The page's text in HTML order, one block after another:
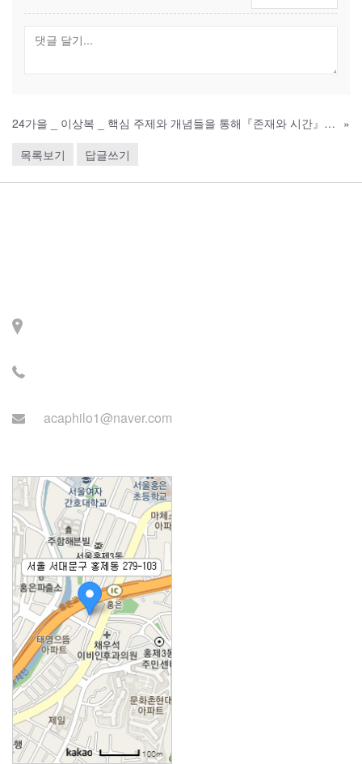
24가을 _ 이상복 _ 핵심 주제와 개념들을 통해『존재와 시간』이해하기 »
목록보기
답글쓰기
acaphilo1@naver.com